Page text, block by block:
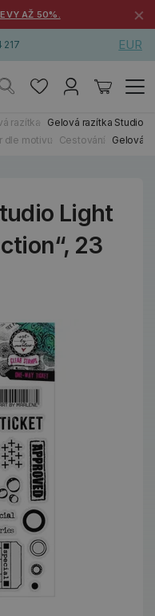
AŽ 50%. ×
217 EUR
razítka
Gelová razítka Studio
dle motivu Cestování Gelová
Light
23